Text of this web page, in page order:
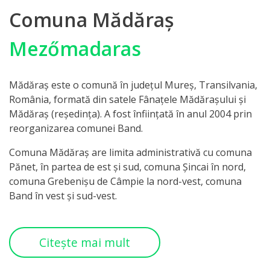
Comuna Mădăraş
Mezőmadaras
Mădăraș este o comună în județul Mureș, Transilvania,
România, formată din satele Fânațele Mădărașului și
Mădăraș (reședința). A fost înființată în anul 2004 prin
reorganizarea comunei Band.
Comuna Mădăraş are limita administrativă cu comuna
Pănet, în partea de est şi sud, comuna Şincai în nord,
comuna Grebenişu de Câmpie la nord-vest, comuna
Band în vest şi sud-vest.
Citeşte mai mult